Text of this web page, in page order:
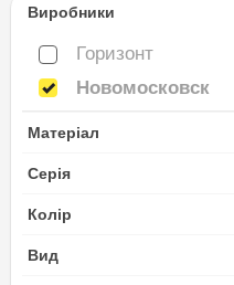
Виробники
Горизонт
Горизонт
Новомосковск
Новомосковск
Матеріал
Серія
Колір
Вид